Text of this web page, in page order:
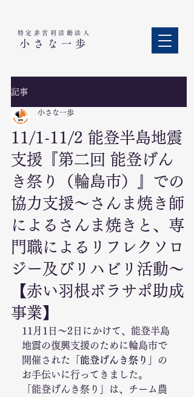
特定非営利活動法人​
小さな一歩
記事
11/1-11/2 能登半島地震
支援『第二回 能登げん
き祭り（輪島市）』での
協力支援～さんま焼き師
によるさんま焼きと、専
門職によるリフレクソロ
ジー及びリハビリ活動～
【赤い羽根ボラサポ助成
事業】
小さな一歩
11月1日～2日にかけて、能登半島
地震の復興支援のために輪島市で
開催された「 能登げんき祭り
」の
お手伝いに行ってきました。
「能登げんき祭り」は、チーム農